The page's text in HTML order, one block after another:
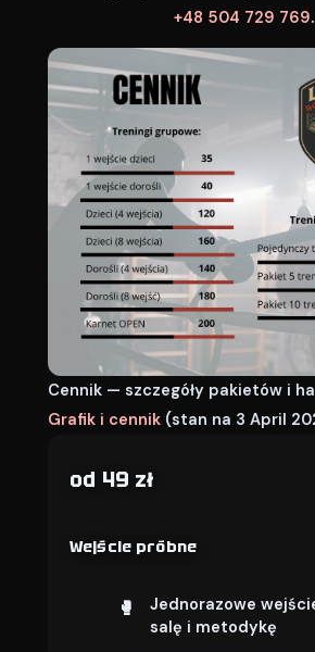
+48 504 729 769.
Cennik — szczegóły pakietów i
Grafik i cennik (stan na 3 April
od 49 zł
Wejście próbne
Jednorazowe
salę i metodykę